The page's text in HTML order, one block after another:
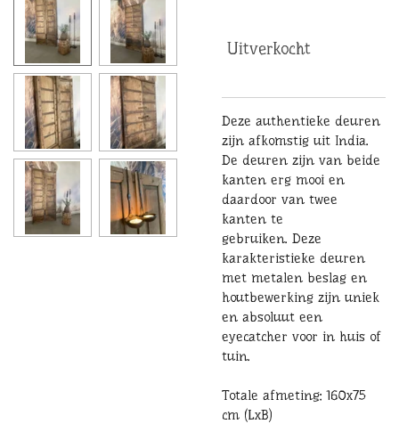
Uitverkocht
Deze authentieke deuren
zijn afkomstig uit India.
De deuren zijn van beide
kanten erg mooi en
daardoor van twee
kanten te
gebruiken. Deze
karakteristieke deuren
met metalen beslag en
houtbewerking zijn uniek
en absoluut een
eyecatcher voor in huis of
tuin.
Totale afmeting: 160x75
cm (LxB)